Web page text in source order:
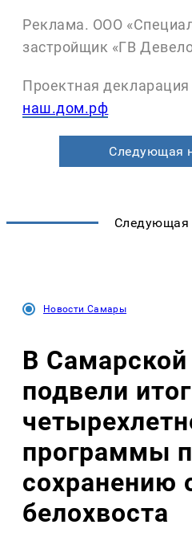
Реклама. ООО
застройщик «ГВ
Проектная декларация
наш.дом.рф
Следующая
Следующая
Новости Самары
В Самарской
подвели
программы
сохранению
белохвоста